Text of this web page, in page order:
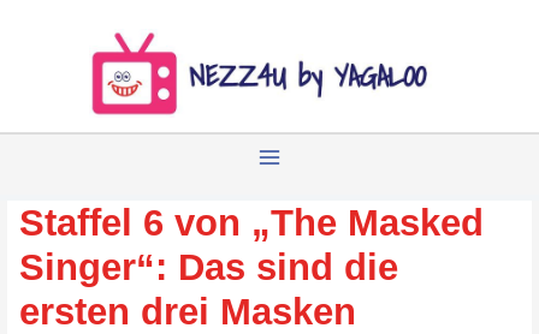
Staffel 6 von „The Masked
Singer“: Das sind die
ersten drei Masken